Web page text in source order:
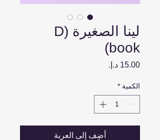
لينا الصغيرة (D
book)
الكمية *
أضِف إلى العربة